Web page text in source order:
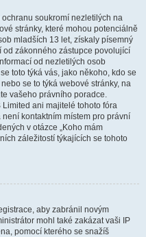
soukromí nezletilých na
stránky, které mohou potenciálně
mladších 13 let, získaly písemný
zákonného zástupce povolující
od nezletilých osob
toto týká vás, jako někoho, kdo se
se to týká webové stránky, na
vašeho právního poradce.
ani majitelé tohoto fóra
kontaktním místem pro právní
v otázce „Koho mám
záležitostí týkajících se tohoto
aby zabránil novým
mohl také zakázat vaši IP
pomocí kterého se snažíš